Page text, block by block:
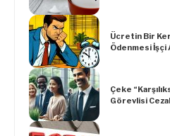
Ücretin Bir
Ödenmesi İşçi
Çeke
Görevlisi